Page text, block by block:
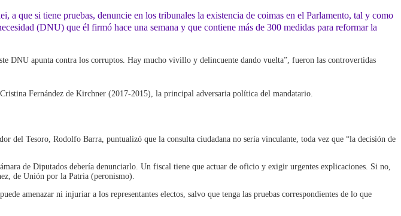
que si tiene pruebas, denuncie en los tribunales la existencia de coimas en el Parlamento, tal y como
(DNU) que él firmó hace una semana y que contiene más de 300 medidas para reformar la
DNU apunta contra los corruptos. Hay mucho vivillo y delincuente dando vuelta”, fueron las controvertidas
Fernández de Kirchner (2017-2015), la principal adversaria política del mandatario.
del Tesoro, Rodolfo Barra, puntualizó que la consulta ciudadana no sería vinculante, toda vez que “la decisión de
de Diputados debería denunciarlo. Un fiscal tiene que actuar de oficio y exigir urgentes explicaciones. Si no,
de Unión por la Patria (peronismo).
amenazar ni injuriar a los representantes electos, salvo que tenga las pruebas correspondientes de lo que